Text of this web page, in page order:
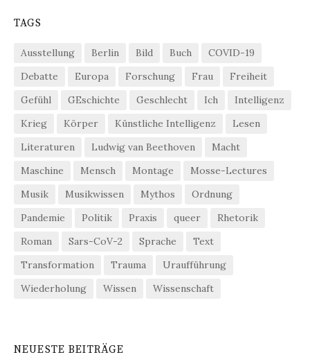
TAGS
Ausstellung Berlin Bild Buch
COVID-19
Debatte
Europa Forschung Frau
Freiheit
Gefühl
GEschichte Geschlecht Ich
Intelligenz
Krieg
Körper Künstliche Intelligenz
Lesen
Literaturen
Ludwig van Beethoven
Macht
Maschine
Mensch Montage
Mosse-Lectures
Musik
Musikwissen Mythos
Ordnung
Pandemie
Politik Praxis queer
Rhetorik
Roman
Sars-CoV-2 Sprache
Text
Transformation
Trauma
Uraufführung
Wiederholung
Wissen Wissenschaft
NEUESTE BEITRÄGE